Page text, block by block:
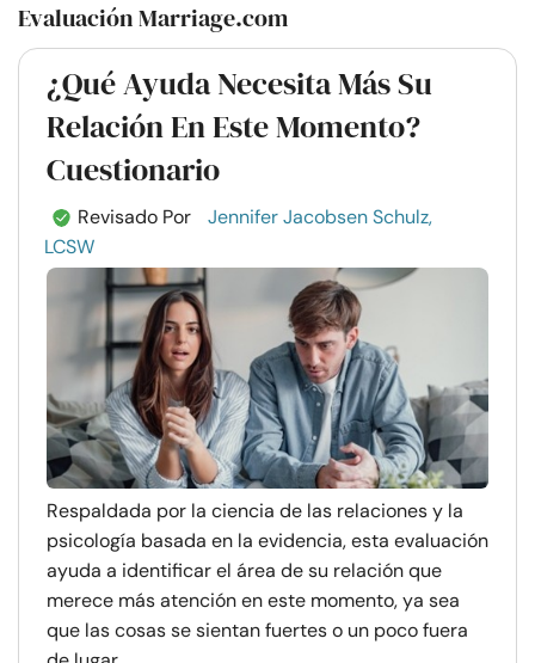
Evaluación Marriage.com
¿Qué Ayuda Necesita Más Su
Relación En Este Momento?
Cuestionario
Revisado Por
Jennifer Jacobsen Schulz,
LCSW
Respaldada por la ciencia de las relaciones y la
psicología basada en la evidencia, esta evaluación
ayuda a identificar el área de su relación que
merece más atención en este momento, ya sea
que las cosas se sientan fuertes o un poco fuera